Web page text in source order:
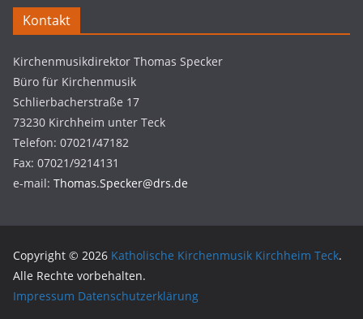
Kontakt
Kirchenmusikdirektor Thomas Specker
Büro für Kirchenmusik
Schlierbacherstraße 17
73230 Kirchheim unter Teck
Telefon: 07021/47182
Fax: 07021/9214131
e-mail: Thomas.Specker@drs.de
Copyright © 2026 Katholische Kirchenmusik Kirchheim Teck.
Alle Rechte vorbehalten.
Impressum Datenschutzerklärung